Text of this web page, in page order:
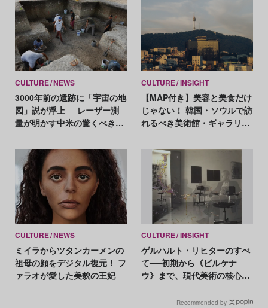
CULTURE NEWS
3000年前の遺跡に「宇宙の地
図」説が浮上──レーザー測
量が明かす中米の驚くべき天
CULTURE INSIGHT
【MAP付き】美容と美食だけ
じゃない！ 韓国・ソウルで訪
れるべき美術館・ギャラリー
CULTURE NEWS
ミイラからツタンカーメンの
祖母の顔をデジタル復元！ フ
ァラオが愛した美貌の王妃
CULTURE INSIGHT
ゲルハルト・リヒターのすべ
て──初期から《ビルケナ
ウ》まで、現代美術の核心に
Recommended by